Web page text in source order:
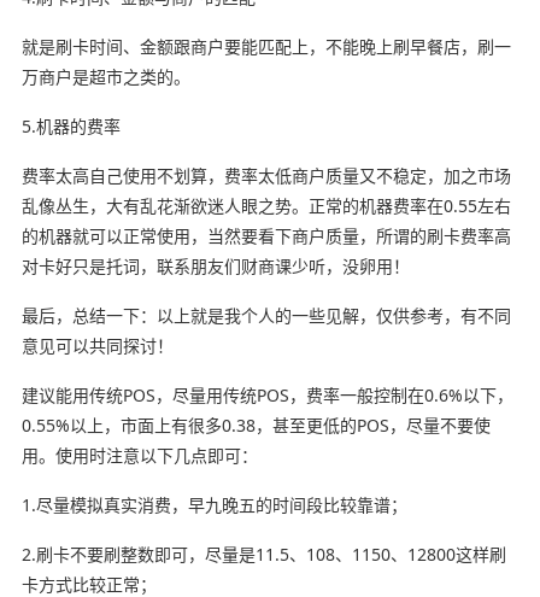
就是刷卡时间、金额跟商户要能匹配上，不能晚上刷早餐店，刷一
万商户是超市之类的。
5.机器的费率
费率太高自己使用不划算，费率太低商户质量又不稳定，加之市场
乱像丛生，大有乱花渐欲迷人眼之势。正常的机器费率在0.55左右
的机器就可以正常使用，当然要看下商户质量，所谓的刷卡费率高
对卡好只是托词，联系朋友们财商课少听，没卵用！
最后，总结一下：以上就是我个人的一些见解，仅供参考，有不同
意见可以共同探讨！
建议能用传统POS，尽量用传统POS，费率一般控制在0.6%以下，
0.55%以上，市面上有很多0.38，甚至更低的POS，尽量不要使
用。使用时注意以下几点即可：
1.尽量模拟真实消费，早九晚五的时间段比较靠谱；
2.刷卡不要刷整数即可，尽量是11.5、108、1150、12800这样刷
卡方式比较正常；